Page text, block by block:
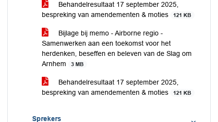
Behandelresultaat 17 september 2025,
bespreking van amendementen & moties
121 KB
Bijlage bij memo - Airborne regio -
Samenwerken aan een toekomst voor het
herdenken, beseffen en beleven van de Slag om
Arnhem
3 MB
Behandelresultaat 17 september 2025,
bespreking van amendementen & moties
121 KB
Sprekers